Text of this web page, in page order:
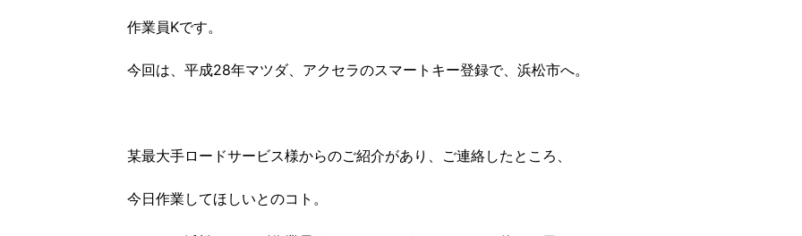
作業員Kです。
今回は、平成28年マツダ、アクセラのスマートキー登録で、浜松市へ。
某最大手ロードサービス様からのご紹介があり、ご連絡したところ、
今日作業してほしいとのコト。